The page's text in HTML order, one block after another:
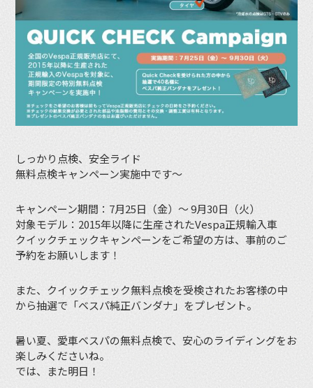
しっかり点検、安全ライド
無料点検キャンペーン実施中です〜
キャンペーン期間：7月25日（金）〜 9月30日（火）
対象モデル：2015年以降に生産されたVespa正規輸入車
クイックチェックキャンペーンをご希望の方は、事前のご
予約をお願いします！
また、クイックチェック無料点検を受検されたお客様の中
から抽選で「ベスパ純正バンダナ」をプレゼント。
暑い夏、愛車ベスパの無料点検で、安心のライディングをお
楽しみくださいね。
では、また明日！